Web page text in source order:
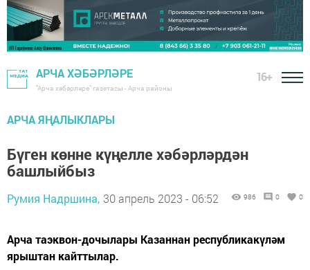
АРЧА ХӘБӘРЛӘРЕ
"Арча хәбәрләре" газетасы - Арча районы
16+
АРЧА ЯҢАЛЫКЛАРЫ
Бүген көнне күңелле хәбәрләрдән
башлыйбыз
Румия Надршина, 30 апрель 2023 - 06:52 986 0 0
Арча таэквон-дочылары Казаннан республикакүләм
ярыштан кайттылар.